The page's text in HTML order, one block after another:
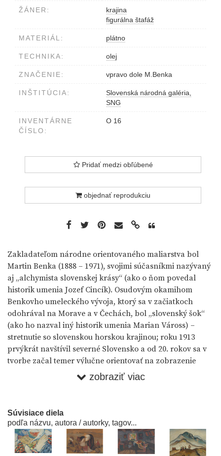
ŽÁNER:
krajina
figurálna štafáž
MATERIÁL: plátno
TECHNIKA: olej
ZNAČENIE: vpravo dole M.Benka
INŠTITÚCIA:
Slovenská národná galéria,
SNG
INVENTÁRNE
ČÍSLO:
O 16
Pridať medzi obľúbené
objednať reprodukciu
Zakladateľom národne orientovaného maliarstva bol
Martin Benka (1888 – 1971), svojimi súčasníkmi nazývaný
aj „alchymista slovenskej krásy“ (ako o ňom povedal
historik umenia Jozef Cincík). Osudovým okamihom
Benkovho umeleckého vývoja, ktorý sa v začiatkoch
odohrával na Morave a v Čechách, bol „slovenský šok“
(ako ho nazval iný historik umenia Marian Váross) –
stretnutie so slovenskou horskou krajinou; roku 1913
prvýkrát navštívil severné Slovensko a od 20. rokov sa v
tvorbe začal temer výlučne orientovať na zobrazenie
motívov vidieckeho Slovenska. Benkovým snom sa stalo
Fascinovaný vnútorne slobodným a prirodzeným bytím
slovenského človeka v súlade s prírodou chcel vlastne
stvoriť neexistujúci vizuálny obraz národného
spoločenstva, pokúsiť sa definovať jeho povahu, tieto
zobraziť viac
Súvisiace diela
podľa názvu, autora / autorky, tagov...